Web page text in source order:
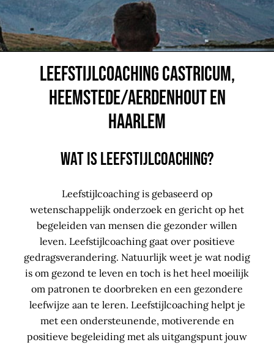
Leefstijlcoaching Castricum,
Heemstede/Aerdenhout en
Haarlem
Wat is leefstijlcoaching?
Leefstijlcoaching is gebaseerd op
wetenschappelijk onderzoek en gericht op het
begeleiden van mensen die gezonder willen
leven. Leefstijlcoaching gaat over positieve
gedragsverandering. Natuurlijk weet je wat nodig
is om gezond te leven en toch is het heel moeilijk
om patronen te doorbreken en een gezondere
leefwijze aan te leren. Leefstijlcoaching helpt je
met een ondersteunende, motiverende en
positieve begeleiding met als uitgangspunt jouw